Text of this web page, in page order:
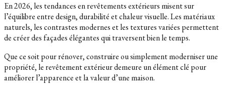
En 2026, les tendances en revêtements extérieurs misent sur
l’équilibre entre design, durabilité et chaleur visuelle. Les matériaux
naturels, les contrastes modernes et les textures variées permettent
de créer des façades élégantes qui traversent bien le temps.
Que ce soit pour rénover, construire ou simplement moderniser une
propriété, le revêtement extérieur demeure un élément clé pour
améliorer l’apparence et la valeur d’une maison.